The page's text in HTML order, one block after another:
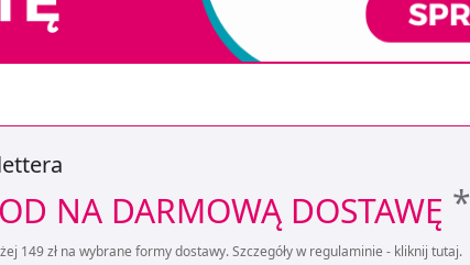
NA DARMOWĄ DOSTAWĘ *
149 zł na wybrane formy dostawy. Szczegóły w regulaminie - kliknij tutaj.